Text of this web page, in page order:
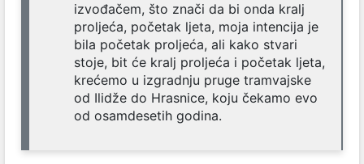
izvođačem, što znači da bi onda kralj
proljeća, početak ljeta, moja intencija je
bila početak proljeća, ali kako stvari
stoje, bit će kralj proljeća i početak ljeta,
krećemo u izgradnju pruge tramvajske
od Ilidže do Hrasnice, koju čekamo evo
od osamdesetih godina.